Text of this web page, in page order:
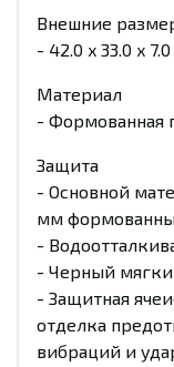
Внешние
- 42.0 x 33.0 x 7.0
Материал
- Формованная
Защита
- Основной
мм
-
- Черный
- Защитная
отделка
вибраций и